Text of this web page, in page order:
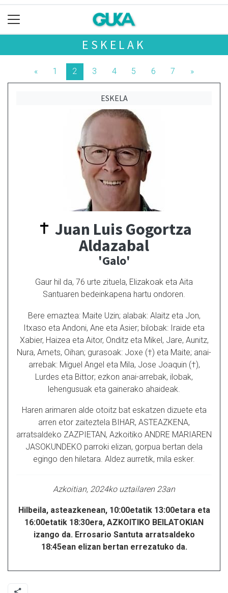
ESKELAK
« 1 2 3 4 5 6 7 »
ESKELA
Juan Luis Gogortza
Aldazabal
'Galo'
Gaur hil da, 76 urte zituela, Elizakoak eta Aita
Santuaren bedeinkapena hartu ondoren.
Bere emaztea: Maite Uzin; alabak: Alaitz eta Jon,
Itxaso eta Andoni, Ane eta Asier; bilobak: Iraide eta
Xabier, Haizea eta Aitor, Onditz eta Mikel, Jare, Aunitz,
Nura, Amets, Oihan; gurasoak: Joxe (†) eta Maite; anai-
arrebak: Miguel Angel eta Mila, Jose Joaquin (†),
Lurdes eta Bittor; ezkon anai-arrebak, ilobak,
lehengusuak eta gainerako ahaideak.
Haren arimaren alde otoitz bat eskatzen dizuete eta
arren etor zaiteztela BIHAR, ASTEAZKENA,
arratsaldeko ZAZPIETAN, Azkoitiko ANDRE MARIAREN
JASOKUNDEKO parroki elizan, gorpua bertan dela
egingo den hiletara. Aldez aurretik, mila esker.
Azkoitian, 2024ko uztailaren 23an
Hilbeila, asteazkenean, 10:00etatik 13:00etara eta
16:00etatik 18:30era, AZKOITIKO BEILATOKIAN
izango da. Errosario Santuta arratsaldeko
18:45ean elizan bertan errezatuko da.